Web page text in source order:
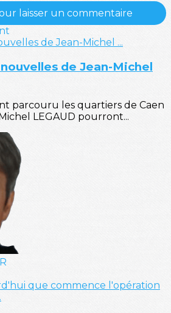
laisser un commentaire
nouvelles de Jean-Michel
parcouru les quartiers de Caen
LEGAUD pourront...